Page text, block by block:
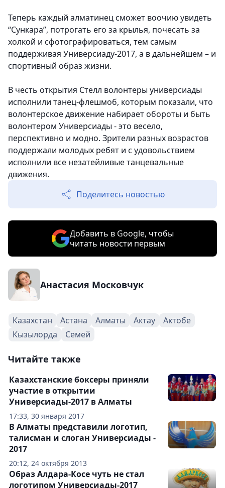
Теперь каждый алматинец сможет воочию увидеть
“Сункара”, потрогать его за крылья, почесать за
холкой и сфотографироваться, тем самым
поддерживая Универсиаду-2017, а в дальнейшем – и
спортивный образ жизни.
В честь открытия Стелл волонтеры универсиады
исполнили танец-флешмоб, которым показали, что
волонтерское движение набирает обороты и быть
волонтером Универсиады - это весело,
перспективно и модно. Зрители разных возрастов
поддержали молодых ребят и с удовольствием
исполнили все незатейливые танцевальные
движения.
Поделитесь новостью
Добавить в Google, чтобы
читать новости первым
Анастасия Московчук
Казахстан Астана Алматы Актау
Актобе
Кызылорда
Семей
Читайте также
17:33, 30 января 2017
Казахстанские боксеры приняли
участие в открытии
Универсиады-2017 в Алматы
20:12, 24 октября 2013
В Алматы представили логотип,
талисман и слоган Универсиады -
2017
Образ Алдара-Косе чуть не стал
логотипом Универсиады-2017